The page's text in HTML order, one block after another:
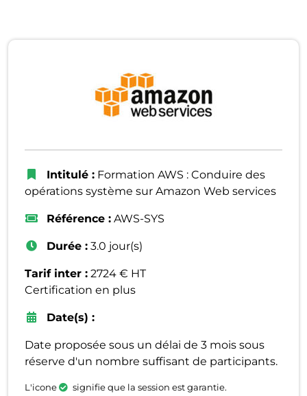
Intitulé : Formation AWS : Conduire des
opérations système sur Amazon Web services
Référence : AWS-SYS
Durée : 3.0 jour(s)
Tarif inter : 2724 € HT
Certification en plus
Date(s) :
Date proposée sous un délai de 3 mois sous
réserve d'un nombre suffisant de participants.
L'icone signifie que la session est garantie.